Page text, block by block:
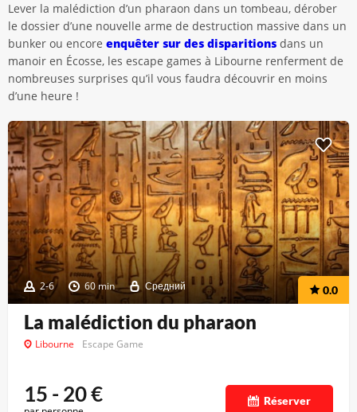
Lever la malédiction d’un pharaon dans un tombeau, dérober
le dossier d’une nouvelle arme de destruction massive dans un
bunker ou encore enquêter sur des disparitions dans un
manoir en Écosse, les escape games à Libourne renferment de
nombreuses surprises qu’il vous faudra découvrir en moins
d’une heure !
2-6 60 min Средний 0.0
La malédiction du pharaon
Libourne Escape Game
15 - 20€ Réserver